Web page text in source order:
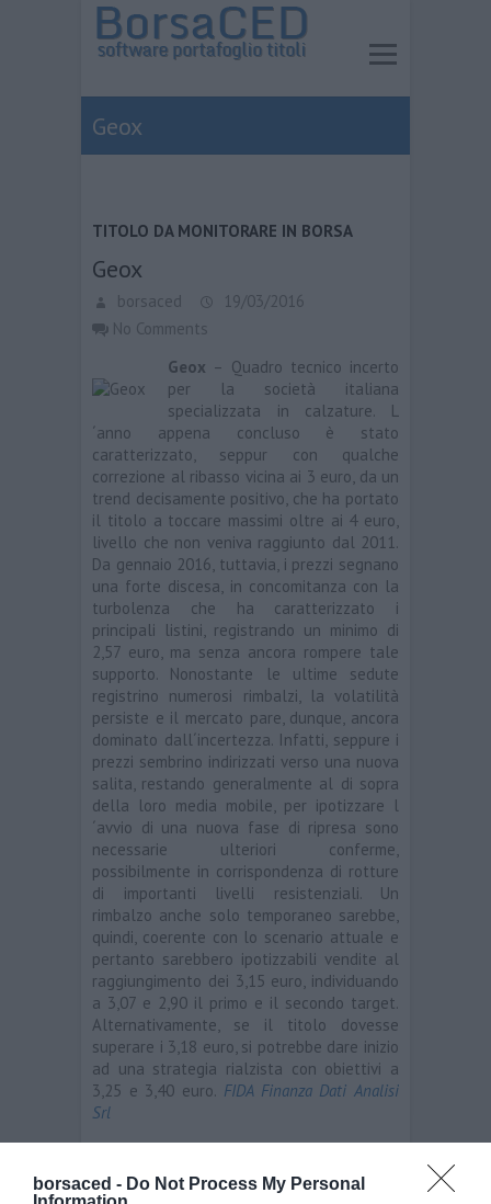
borsaced - Do Not Process My Personal
Geox
TITOLO DA MONITORARE IN BORSA
Geox
borsaced
19/03/2016
No Comments
Geox – Quadro tecnico incerto
per la società italiana
specializzata in calzature. L
´anno appena concluso è stato
caratterizzato, seppur con qualche
correzione al ribasso vicina ai 3 euro, da un
trend decisamente positivo, che ha portato
il titolo a toccare massimi oltre ai 4 euro,
livello che non veniva raggiunto dal 2011.
Da gennaio 2016, tuttavia, i prezzi segnano
una forte discesa, in concomitanza con la
turbolenza che ha caratterizzato i
principali listini, registrando un minimo di
2,57 euro, ma senza ancora rompere tale
supporto. Nonostante le ultime sedute
registrino numerosi rimbalzi, la volatilità
persiste e il mercato pare, dunque, ancora
dominato dall´incertezza. Infatti, seppure i
prezzi sembrino indirizzati verso una nuova
salita, restando generalmente al di sopra
della loro media mobile, per ipotizzare l
´avvio di una nuova fase di ripresa sono
necessarie ulteriori conferme,
possibilmente in corrispondenza di rotture
di importanti livelli resistenziali. Un
rimbalzo anche solo temporaneo sarebbe,
quindi, coerente con lo scenario attuale e
pertanto sarebbero ipotizzabili vendite al
raggiungimento dei 3,15 euro, individuando
a 3,07 e 2,90 il primo e il secondo target.
Alternativamente, se il titolo dovesse
superare i 3,18 euro, si potrebbe dare inizio
ad una strategia rialzista con obiettivi a
3,25 e 3,40 euro. FIDA Finanza Dati Analisi
Srl